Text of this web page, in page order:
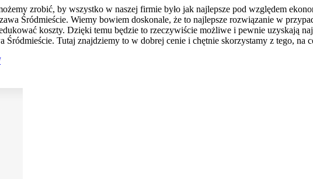
zrobić, by wszystko w naszej firmie było jak najlepsze pod względem
Śródmieście. Wiemy bowiem doskonale, że to najlepsze rozwiązanie w
koszty. Dzięki temu będzie to rzeczywiście możliwe i pewnie uzyskają
Śródmieście. Tutaj znajdziemy to w dobrej cenie i chętnie skorzystamy z tego, na